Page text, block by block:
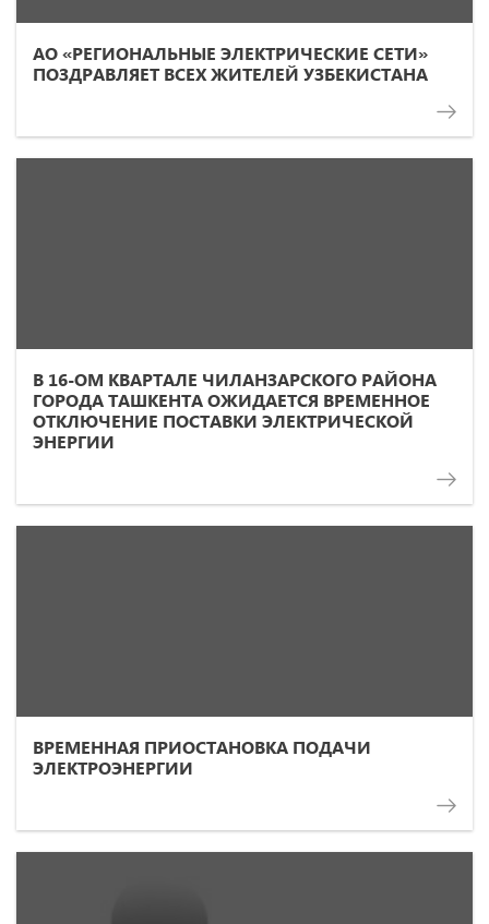
АО «РЕГИОНАЛЬНЫЕ ЭЛЕКТРИЧЕСКИЕ СЕТИ»
ПОЗДРАВЛЯЕТ ВСЕХ ЖИТЕЛЕЙ УЗБЕКИСТАНА
В 16-ОМ КВАРТАЛЕ ЧИЛАНЗАРСКОГО РАЙОНА
ГОРОДА ТАШКЕНТА ОЖИДАЕТСЯ ВРЕМЕННОЕ
ОТКЛЮЧЕНИЕ ПОСТАВКИ ЭЛЕКТРИЧЕСКОЙ
ЭНЕРГИИ
ВРЕМЕННАЯ ПРИОСТАНОВКА ПОДАЧИ
ЭЛЕКТРОЭНЕРГИИ